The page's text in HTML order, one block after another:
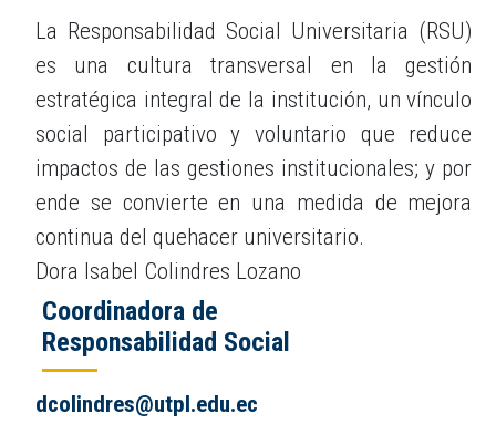
La Responsabilidad Social Universitaria (RSU)
es una cultura transversal en la gestión
estratégica integral de la institución, un vínculo
social participativo y voluntario que reduce
impactos de las gestiones institucionales; y por
ende se convierte en una medida de mejora
continua del quehacer universitario.
Dora Isabel Colindres Lozano
Coordinadora de
Responsabilidad Social
dcolindres@utpl.edu.ec